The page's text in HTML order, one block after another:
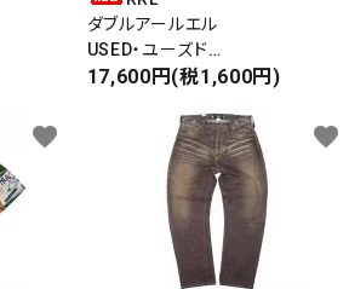
ダブルアールエル
USED・ユーズド
6PANEL CAP
17,600円(税1,600円)
favorite favorite